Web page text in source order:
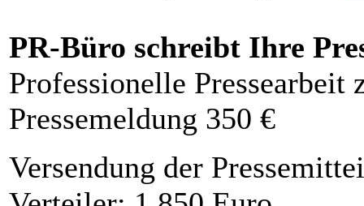
PR-Büro schreibt Ihre
Professionelle Pressearbeit
Pressemeldung 350 €
Versendung der